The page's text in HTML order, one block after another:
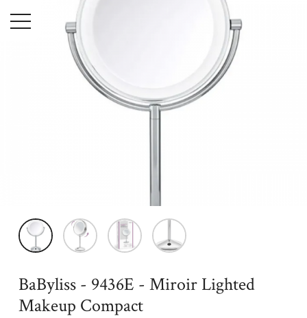
Menu
Accueil Maison Hygiène & Beauté
Lighted Makeup Compact
BaByliss - 9436E - Miroir Lighted
Makeup Compact